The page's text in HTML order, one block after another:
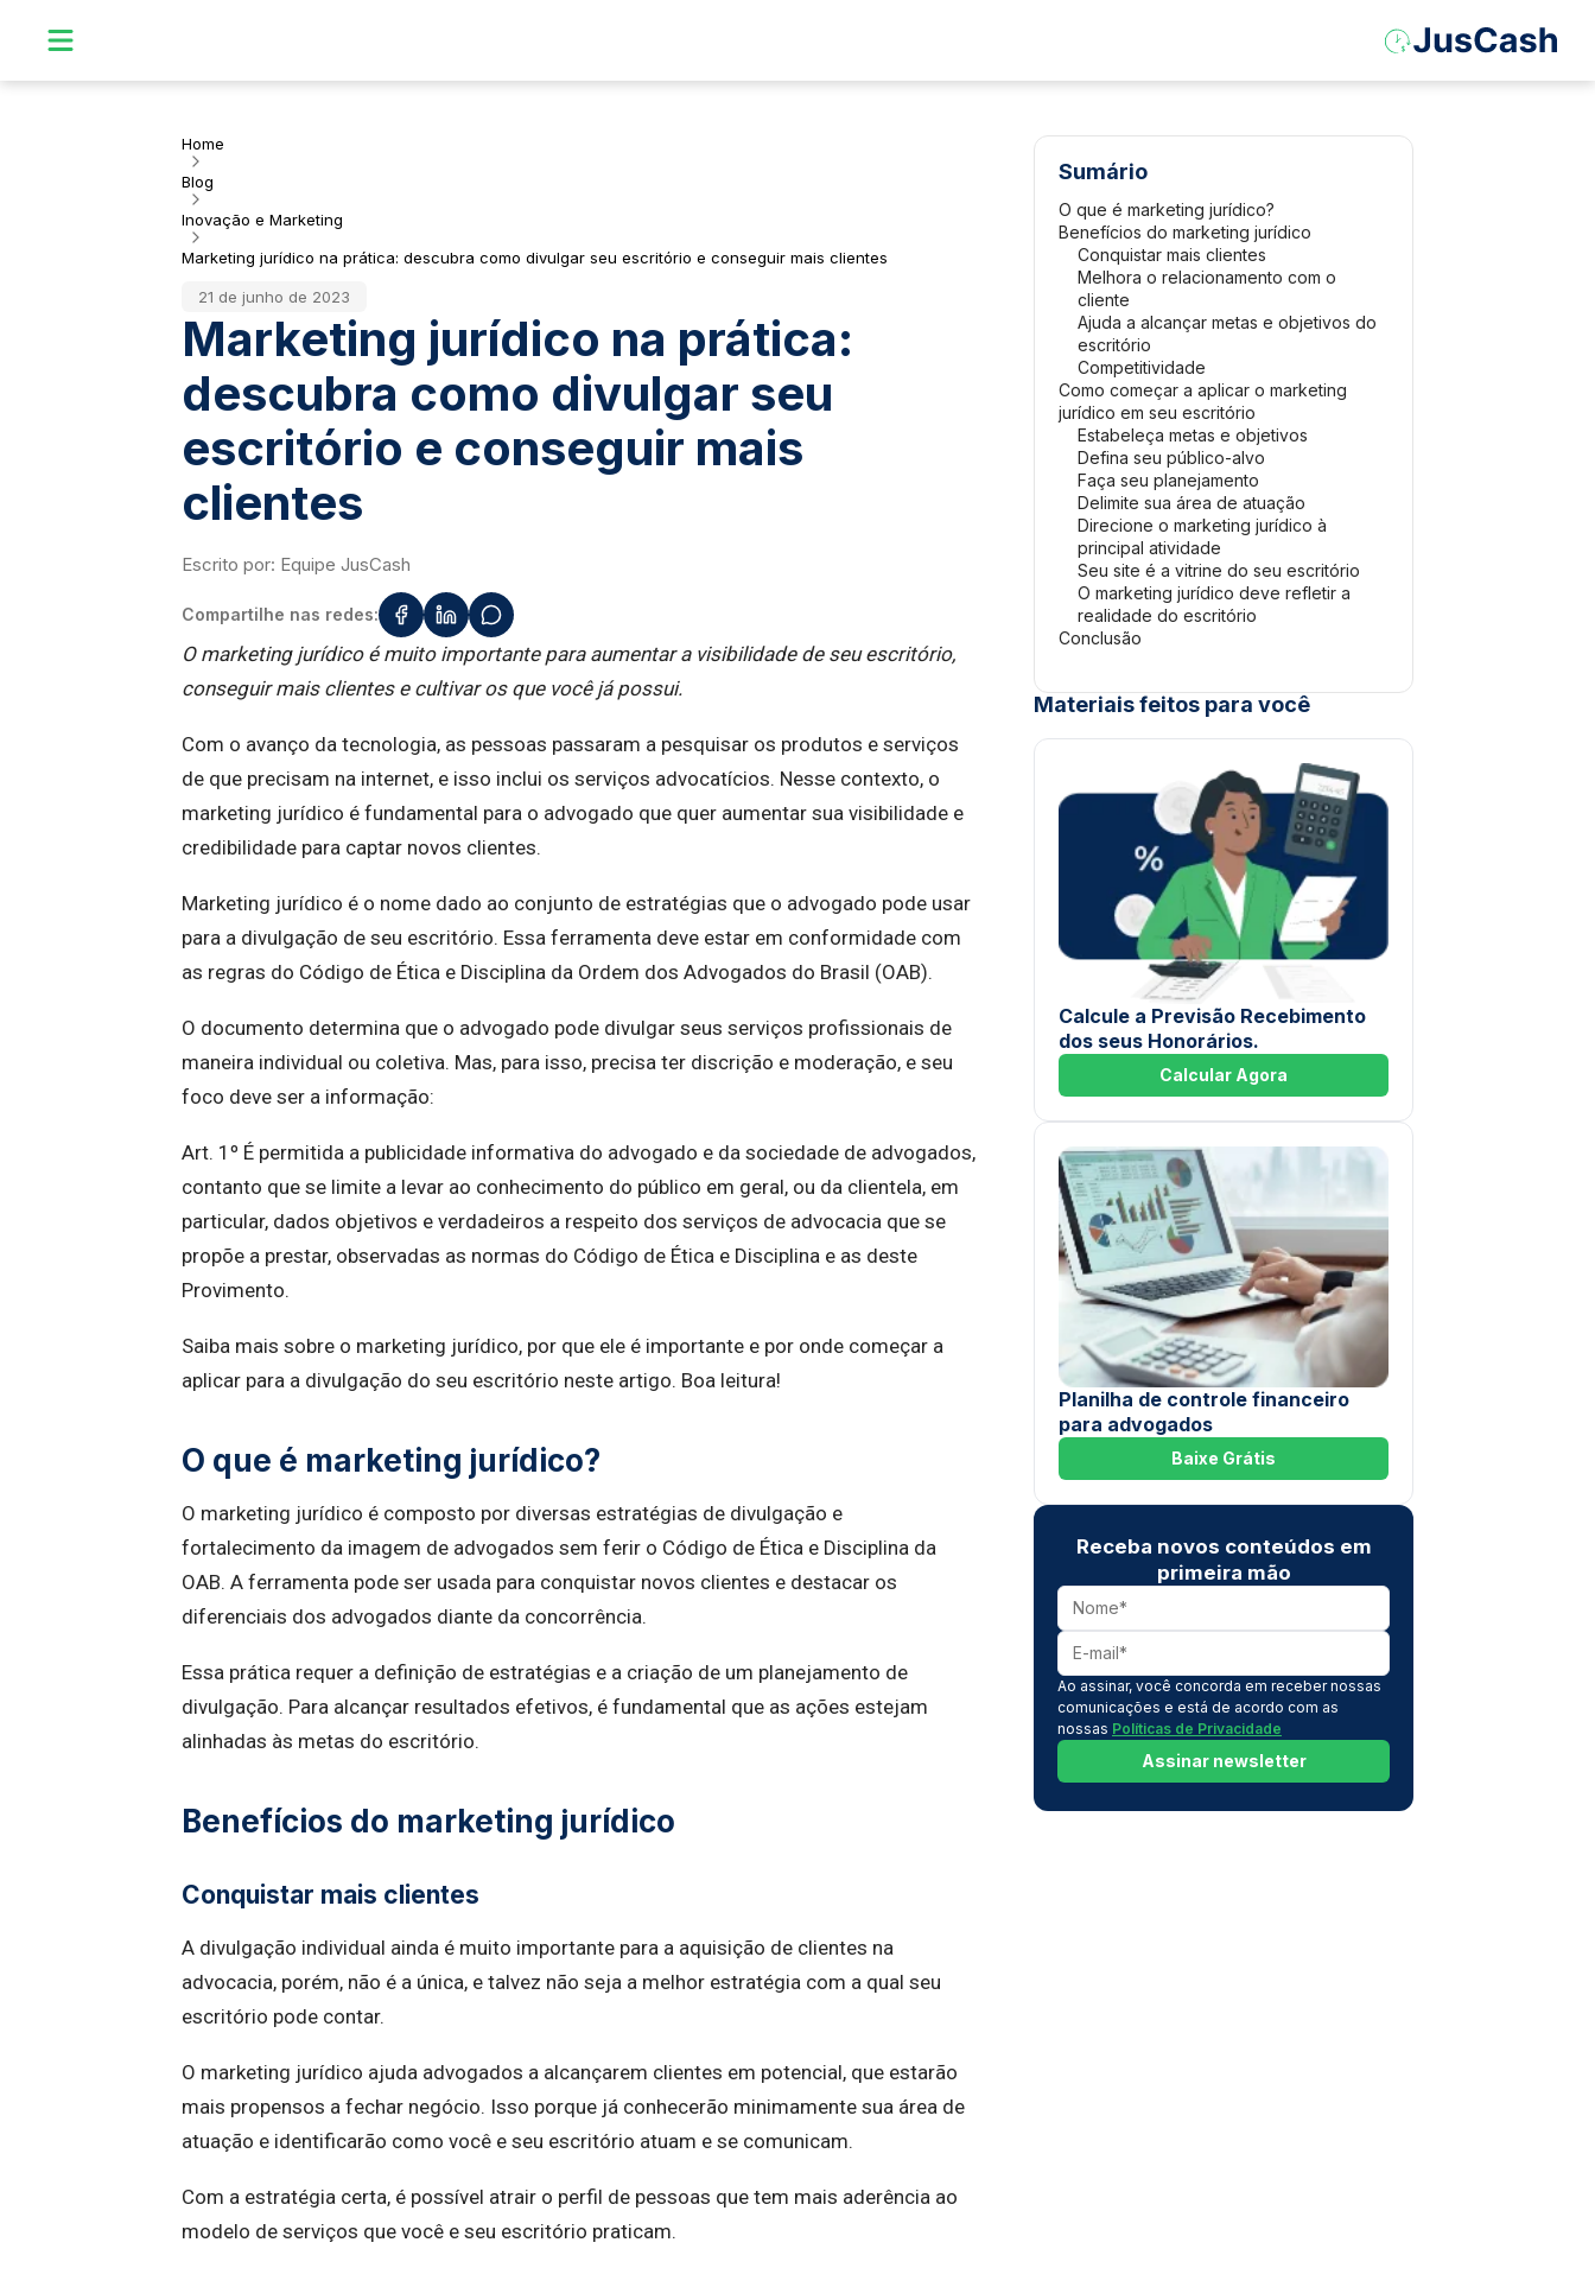
Home
Blog
Inovação e Marketing
Marketing jurídico na prática: descubra como divulgar seu escritório e conseguir mais clientes
21 de junho de 2023
Marketing jurídico na prática:
descubra como divulgar seu
escritório e conseguir mais
clientes
Escrito por: Equipe JusCash
Compartilhe nas redes:
O marketing jurídico é muito importante para aumentar a visibilidade de seu escritório,
conseguir mais clientes e cultivar os que você já possui.
Com o avanço da tecnologia, as pessoas passaram a pesquisar os produtos e serviços
de que precisam na internet, e isso inclui os serviços advocatícios. Nesse contexto, o
marketing jurídico é fundamental para o advogado que quer aumentar sua visibilidade e
credibilidade para captar novos clientes.
Marketing jurídico é o nome dado ao conjunto de estratégias que o advogado pode usar
para a divulgação de seu escritório. Essa ferramenta deve estar em conformidade com
as regras do Código de Ética e Disciplina da Ordem dos Advogados do Brasil (OAB).
O documento determina que o advogado pode divulgar seus serviços profissionais de
maneira individual ou coletiva. Mas, para isso, precisa ter discrição e moderação, e seu
foco deve ser a informação:
Art. 1º É permitida a publicidade informativa do advogado e da sociedade de advogados,
contanto que se limite a levar ao conhecimento do público em geral, ou da clientela, em
particular, dados objetivos e verdadeiros a respeito dos serviços de advocacia que se
propõe a prestar, observadas as normas do Código de Ética e Disciplina e as deste
Provimento.
Saiba mais sobre o marketing jurídico, por que ele é importante e por onde começar a
aplicar para a divulgação do seu escritório neste artigo. Boa leitura!
O que é marketing jurídico?
O marketing jurídico é composto por diversas estratégias de divulgação e
fortalecimento da imagem de advogados sem ferir o Código de Ética e Disciplina da
OAB. A ferramenta pode ser usada para conquistar novos clientes e destacar os
diferenciais dos advogados diante da concorrência.
Essa prática requer a definição de estratégias e a criação de um planejamento de
divulgação. Para alcançar resultados efetivos, é fundamental que as ações estejam
alinhadas às metas do escritório.
Benefícios do marketing jurídico
Conquistar mais clientes
A divulgação individual ainda é muito importante para a aquisição de clientes na
advocacia, porém, não é a única, e talvez não seja a melhor estratégia com a qual seu
escritório pode contar.
O marketing jurídico ajuda advogados a alcançarem clientes em potencial, que estarão
mais propensos a fechar negócio. Isso porque já conhecerão minimamente sua área de
atuação e identificarão como você e seu escritório atuam e se comunicam.
Com a estratégia certa, é possível atrair o perfil de pessoas que tem mais aderência ao
modelo de serviços que você e seu escritório praticam.
Sumário
O que é marketing jurídico?
Benefícios do marketing jurídico
Conquistar mais clientes
Melhora o relacionamento com o
cliente
Ajuda a alcançar metas e objetivos do
escritório
Competitividade
Como começar a aplicar o marketing
jurídico em seu escritório
Estabeleça metas e objetivos
Defina seu público-alvo
Faça seu planejamento
Delimite sua área de atuação
Direcione o marketing jurídico à
principal atividade
Seu site é a vitrine do seu escritório
O marketing jurídico deve refletir a
realidade do escritório
Conclusão
Materiais feitos para você
Calcule a Previsão Recebimento
dos seus Honorários.
Calcular Agora
Planilha de controle financeiro
para advogados
Baixe Grátis
Receba novos conteúdos em
primeira mão
Ao assinar, você concorda em receber nossas
comunicações e está de acordo com as
nossas Políticas de Privacidade
Assinar newsletter